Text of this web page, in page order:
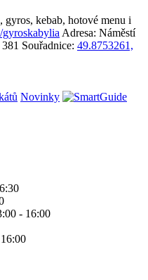
kebab, hotové menu i
Adresa: Náměstí
Souřadnice: 49.8753261,
Novinky
- 16:00